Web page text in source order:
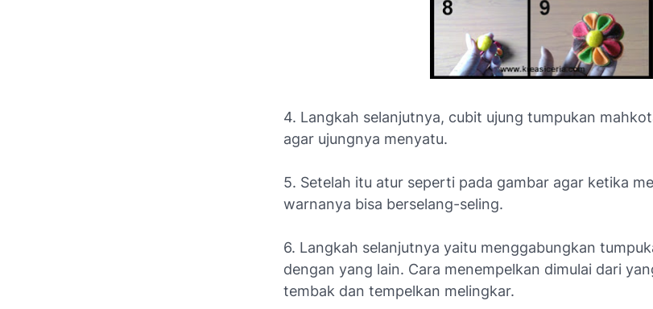
4. Langkah selanjutnya, cubit ujung tumpukan
agar ujungnya menyatu.
5. Setelah itu atur seperti pada gambar agar ketika
warnanya bisa berselang-seling.
6. Langkah selanjutnya yaitu menggabungkan
dengan yang lain. Cara menempelkan dimulai dari
tembak dan tempelkan melingkar.